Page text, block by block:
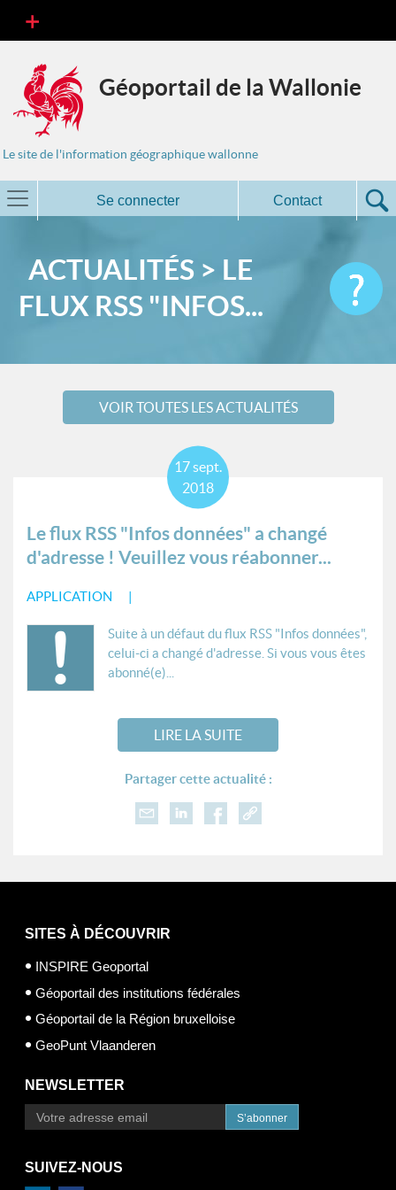
Géoportail de la Wallonie
Le site de l'information géographique wallonne
Se connecter Contact
ACTUALITÉS > LE
FLUX RSS "INFOS...
VOIR TOUTES LES ACTUALITÉS
Le flux RSS "Infos données" a changé
d'adresse ! Veuillez vous réabonner...
APPLICATION
17sept.
2018
Suite à un défaut du flux RSS "Infos données",
celui-ci a changé d'adresse. Si vous vous êtes
abonné(e)...
LIRE LA SUITE
Partager cette actualité :
SITES À DÉCOUVRIR
INSPIRE Geoportal
Géoportail des institutions fédérales
Géoportail de la Région bruxelloise
GeoPunt Vlaanderen
NEWSLETTER
S’abonner
SUIVEZ-NOUS